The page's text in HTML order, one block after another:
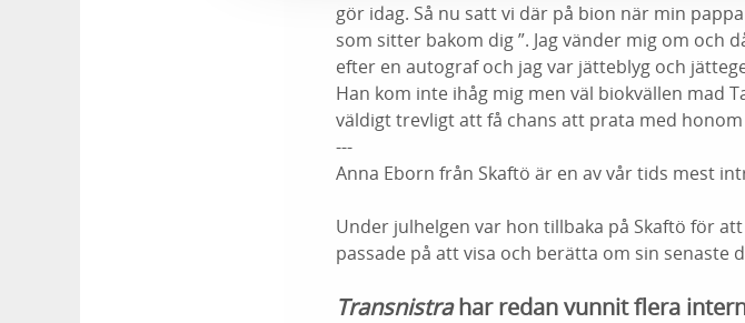
gör idag. Så nu satt vi där på bion när min
som sitter bakom dig ”. Jag vänder mig om och
efter en autograf och jag var jätteblyg och
Han kom inte ihåg mig men väl biokvällen mad
väldigt trevligt att få chans att prata med honom
---
Anna Eborn från Skaftö är en av vår tids mest
Under julhelgen var hon tillbaka på Skaftö för
passade på att visa och berätta om sin senaste
Transnistrahar redan vunnit flera